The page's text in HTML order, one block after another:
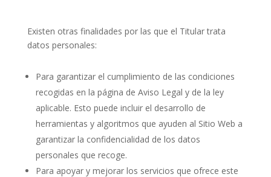
Existen otras finalidades por las que el Titular trata
datos personales:
Para garantizar el cumplimiento de las condiciones
recogidas en la página de Aviso Legal y de la ley
aplicable. Esto puede incluir el desarrollo de
herramientas y algoritmos que ayuden al Sitio Web a
garantizar la confidencialidad de los datos
personales que recoge.
Para apoyar y mejorar los servicios que ofrece este